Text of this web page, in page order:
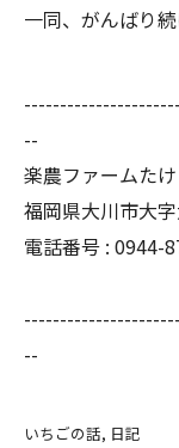
一同、がんばり続
--
楽農ファームた
福岡県大川市大
電話番号 : 0944-
--
いちごの話 日記